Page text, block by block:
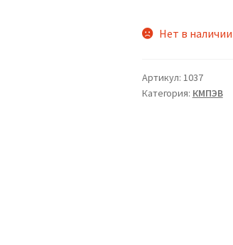
Нет в наличии
Артикул: 1037
Категория: КМПЭВ